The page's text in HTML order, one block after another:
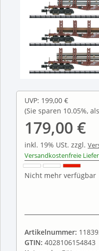
UVP: 199,00 €
(Sie sparen 10.05%,
179,00 €
inkl. 19% USt. zzgl.
Versandkostenfreie
Nicht mehr verfügbar
Artikelnummer:
GTIN: 4028106154843